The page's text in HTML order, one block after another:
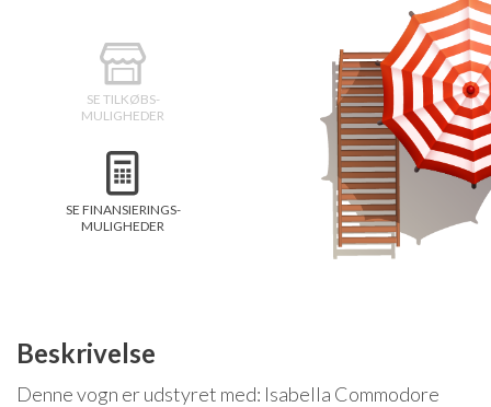
GPDR - Optagelse af foto og video
GPDR - KG Camping Kundeklub
SE TILKØBS-
MULIGHEDER
SE FINANSIERINGS-
MULIGHEDER
Beskrivelse
Denne vogn er udstyret med: Isabella Commodore